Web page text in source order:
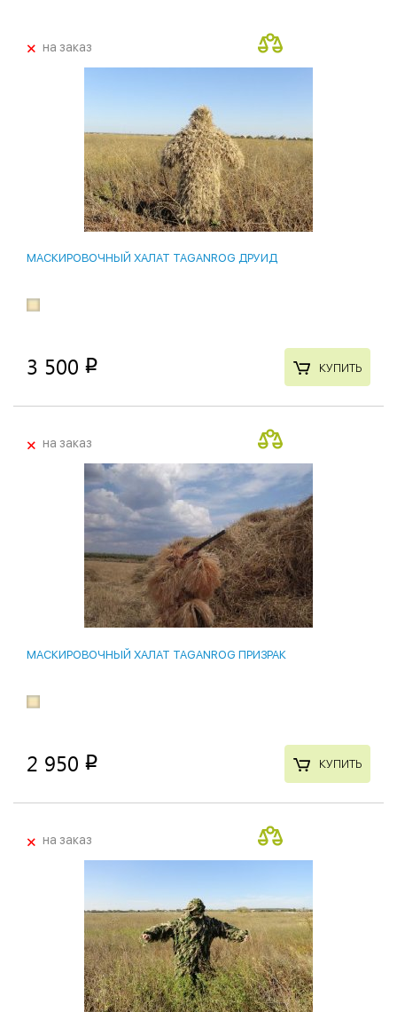
+на заказ
МАСКИРОВОЧНЫЙ ХАЛАТ TAGANROG ДРУИД
3 500 p КУПИТЬ
+на заказ
МАСКИРОВОЧНЫЙ ХАЛАТ TAGANROG ПРИЗРАК
2 950 p КУПИТЬ
+на заказ